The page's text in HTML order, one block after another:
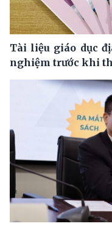
Tài liệu giáo dục
nghiệm trước khi